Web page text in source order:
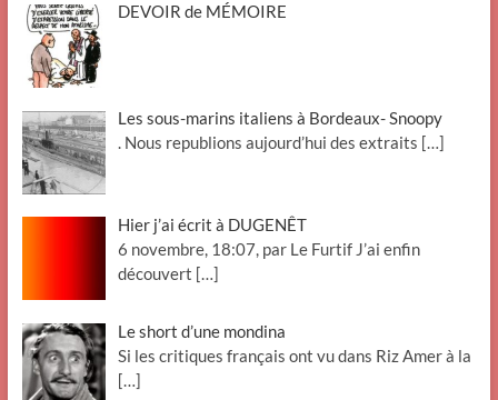
DEVOIR de MÉMOIRE
Les sous-marins italiens à Bordeaux- Snoopy
. Nous republions aujourd’hui des extraits […]
Hier j’ai écrit à DUGENÊT
6 novembre, 18:07, par Le Furtif J’ai enfin
découvert […]
Le short d’une mondina
Si les critiques français ont vu dans Riz Amer à la
[…]